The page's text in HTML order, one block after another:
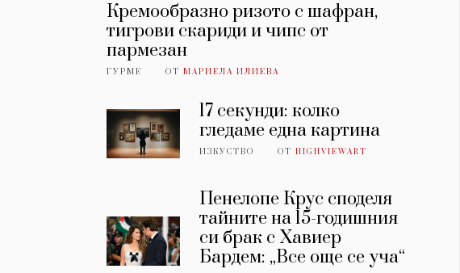
Кремообразно ризото с шафран,
тигрови скариди и чипс от
пармезан
ГУРМЕ ОТ МАРИЕЛА ИЛИЕВА
17 секунди: колко
гледаме една картина
ИЗКУСТВО ОТHIGHVIEWART
Пенелопе Крус споделя
тайните на 15-годишния
си брак с Хавиер
Бардем: „Все още се уча“